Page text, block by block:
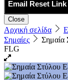
Email Reset Link
Close
Αρχική σελίδα
Σημαίες
Σημαία
FLG